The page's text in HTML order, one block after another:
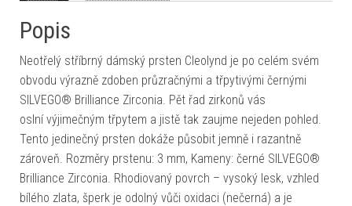
Popis
Neotřelý stříbrný dámský prsten Cleolynd je po celém svém
obvodu výrazně zdoben průzračnými a třpytivými černými
SILVEGO® Brilliance Zirconia. Pět řad zirkonů vás
oslní výjimečným třpytem a jistě tak zaujme nejeden pohled.
Tento jedinečný prsten dokáže působit jemně i razantně
zároveň. Rozměry prstenu: 3 mm, Kameny: černé SILVEGO®
Brilliance Zirconia. Rhodiovaný povrch – vysoký lesk, vzhled
bílého zlata, šperk je odolný vůči oxidaci (nečerná) a je